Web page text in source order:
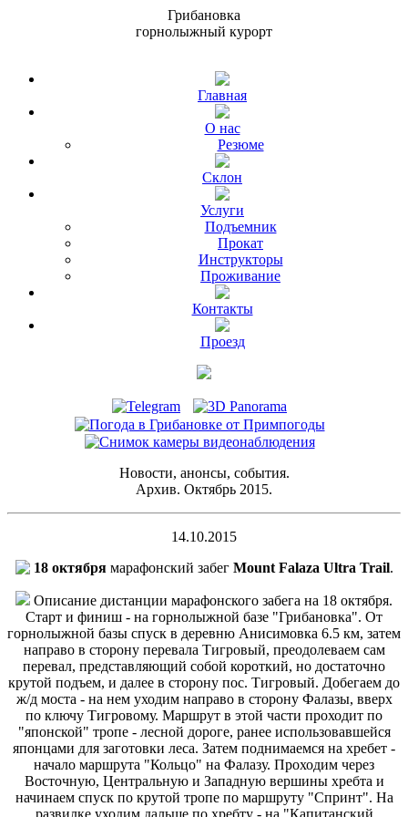
Грибановка
горнолыжный курорт
Главная
О нас
Резюме
Склон
Услуги
Подъемник
Прокат
Инструкторы
Проживание
Контакты
Проезд
Новости, анонсы, события.
Архив. Октябрь 2015.
14.10.2015
18 октябрямарафонский забег Mount Falaza Ultra Trail.
Описание дистанции марафонского забега на 18 октября.
Старт и финиш - на горнолыжной базе "Грибановка". От
горнолыжной базы спуск в деревню Анисимовка 6.5 км, затем
направо в сторону перевала Тигровый, преодолеваем сам
перевал, представляющий собой короткий, но достаточно
крутой подъем, и далее в сторону пос. Тигровый. Добегаем до
ж/д моста - на нем уходим направо в сторону Фалазы, вверх
по ключу Тигровому. Маршрут в этой части проходит по
"японской" тропе - лесной дороге, ранее использовавшейся
японцами для заготовки леса. Затем поднимаемся на хребет -
начало маршрута "Кольцо" на Фалазу. Проходим через
Восточную, Центральную и Западную вершины хребта и
начинаем спуск по крутой тропе по маршруту "Спринт". На
развилке уходим дальше по хребту - на "Капитанский